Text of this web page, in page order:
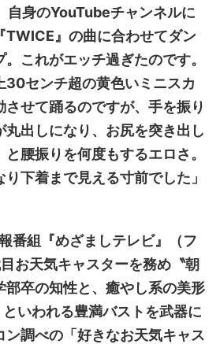
自身のYouTubeチャンネルに
TWICE』の曲に合わせてダン
これがエッチ過ぎたのです。
30センチ超の黄色いミニスカ
させて踊るのですが、手を振り
丸出しになり、お尻を突き出し
腰振りを何度もするエロさ。
下着まで見える寸前でした」
番組『めざましテレビ』（フ
お天気キャスターを務め〝朝
部卒の知性と、癒やし系の美形
いわれる豊満バストを武器に
ン調べの「好きなお天気キャス